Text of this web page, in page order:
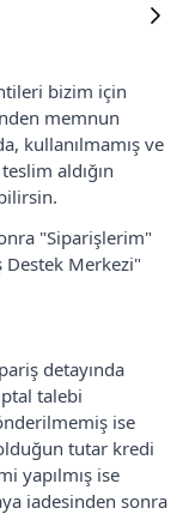
bizim için
memnun
kullanılmamış ve
aldığın
"Siparişlerim"
Destek Merkezi"
detayında
talebi
ise
tutar kredi
yapılmış ise
iadesinden sonra